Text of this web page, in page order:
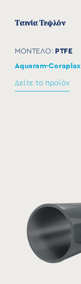
Ταινία Τεφλόν
ΜΟΝΤΕΛΟ: PTFE
Aquaram-Coraplax
Δείτε το προϊόν